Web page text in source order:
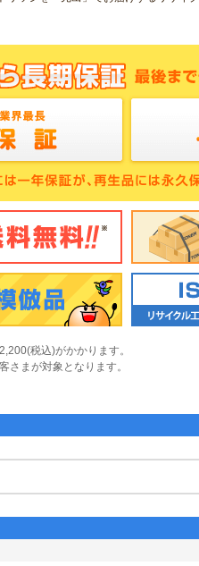
税込)がかかります。
まが対象となります。